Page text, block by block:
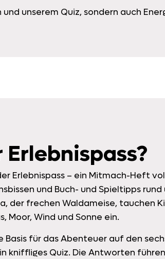
unserem Quiz, sondern auch
Erlebnispass – ein Mitmach-Heft
und Buch- und Spieltipps
der frechen Waldameise, tauchen
Moor, Wind und Sonne ein.
Basis für das Abenteuer auf den
kniffliges Quiz. Die Antworten